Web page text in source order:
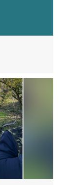
- Dispositivi